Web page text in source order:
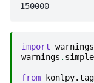
import warnings
warnings .
from konlpy.tag